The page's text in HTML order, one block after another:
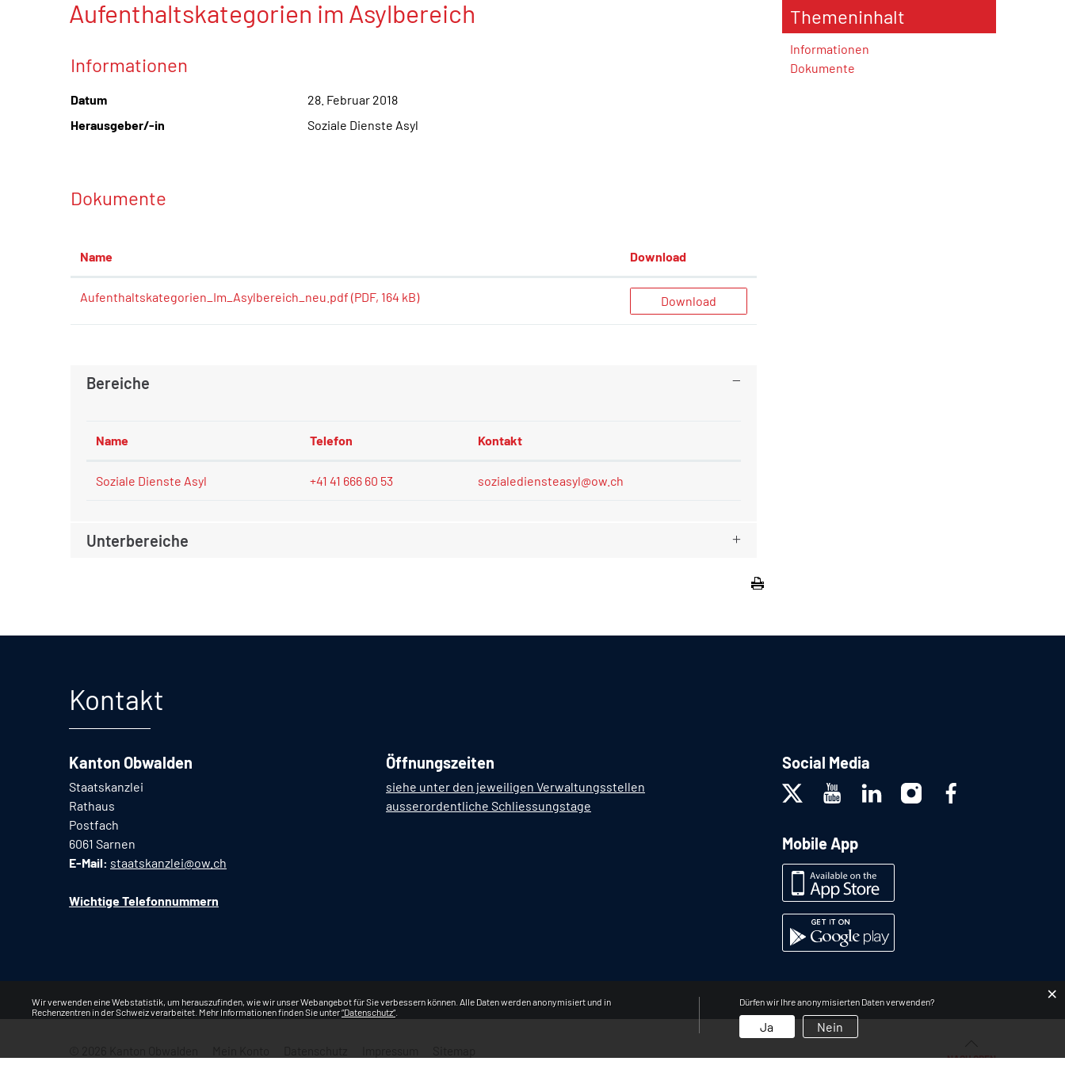
Aufenthaltskategorien im Asylbereich
Informationen
Datum
28. Februar 2018
Herausgeber/-in
Soziale Dienste Asyl
Dokumente
Name Download
Aufenthaltskategorien_Im_Asylbereich_neu.pdf (PDF, 164 kB) Download
Bereiche
Name Telefon Kontakt
Soziale Dienste Asyl +41 41 666 60 53 sozialediensteasyl@ow.ch
Unterbereiche
Themeninhalt
Informationen
Dokumente
Kontakt
Kanton Obwalden
Staatskanzlei
Rathaus
Postfach
6061 Sarnen
E-Mail: staatskanzlei@ow.ch
Wichtige Telefonnummern
Öffnungszeiten
siehe unter den jeweiligen Verwaltungsstellen
ausserordentliche Schliessungstage
Social Media
Mobile App
NACH OBEN
Webstatistik
Wir verwenden eine Webstatistik, um herauszufinden, wie wir unser Webangebot für Sie verbessern können. Alle Daten werden anonymisiert und in
Rechenzentren in der Schweiz verarbeitet. Mehr Informationen finden Sie unter“Datenschutz“.
Dürfen wir Ihre anonymisierten Daten verwenden?
Ja Nein
×